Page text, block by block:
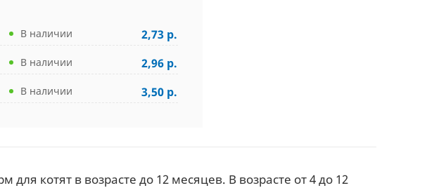
В наличии
2,73 р.
В наличии
2,96 р.
В наличии 3,50 р.
котят в возрасте до 12 месяцев. В возрасте от 4 до 12